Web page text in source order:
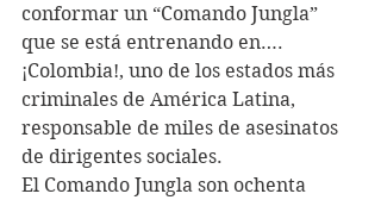
conformar un “Comando Jungla”
que se está entrenando en….
¡Colombia!, uno de los estados más
criminales de América Latina,
responsable de miles de asesinatos
de dirigentes sociales.
El Comando Jungla son ochenta